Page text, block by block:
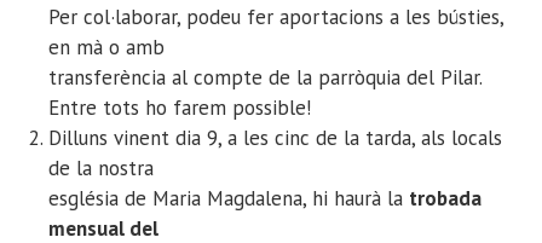
Per col·laborar, podeu fer aportacions a les bústies,
en mà o amb
transferència al compte de la parròquia del Pilar.
Entre tots ho farem possible!
Dilluns vinent dia 9, a les cinc de la tarda, als locals
de la nostra
església de Maria Magdalena, hi haurà la trobada
mensual del